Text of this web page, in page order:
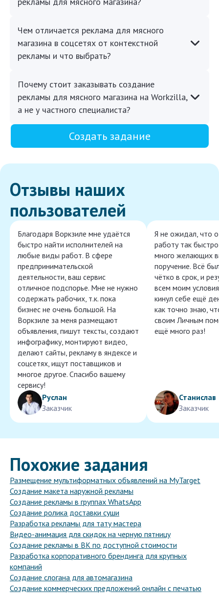
Чем отличается реклама для мясного
магазина в соцсетях от контекстной
рекламы и что выбрать?
Почему стоит заказывать создание
рекламы для мясного магазина на Workzilla,
а не у частного специалиста?
Создать задание
Отзывы наших
пользователей
Благодаря Воркзиле мне удаётся
быстро найти исполнителей на
любые виды работ. В сфере
предпринимательской
деятельности, ваш сервис
отличное подспорье. Мне не нужно
содержать рабочих, т.к. пока
бизнес не очень большой. На
Воркзиле за меня размещают
объявления, пишут тексты, создают
инфографику, монтируют видео,
делают сайты, рекламу в яндексе и
соцсетях, ищут поставщиков и
многое другое. Спасибо вашему
сервису!
Руслан
Заказчик
Я не ожидал, что
работу так
много желающих
поручение. Всё
чётко в срок, и
всем моим
кинул себе ещё
как точно знаю,
своим Личным
ещё много раз!
Станислав
Заказчик
Похожие задания
Размещение мультиформатных объявлений на MyTarget
Создание макета наружной рекламы
Создание рекламы в группах WhatsApp
Создание ролика доставки суши
Разработка рекламы для тату мастера
Видео-анимация для скидок на черную пятницу
Создание рекламы в ВК по доступной стоимости
Разработка корпоративного брендинга для крупных
компаний
Создание слогана для автомагазина
Создание коммерческих предложений онлайн с печатью